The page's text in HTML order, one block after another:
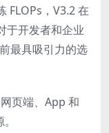
FLOPs，V3.2 在
于开发者和企业
最具吸引力的选
网页端、App 和